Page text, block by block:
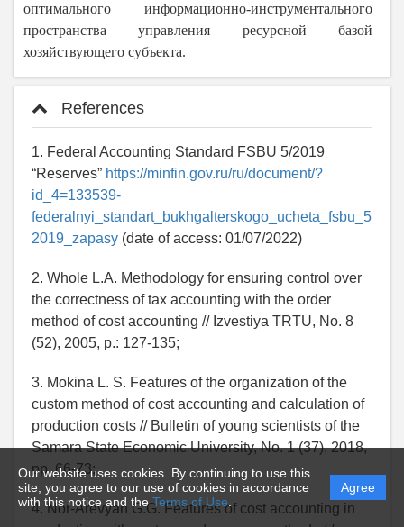
Our website uses cookies. By continuing to use this
site, you agree to our use of cookies in accordance
with this notice and theTerms of Use
Agree
оптимального информационно-инструментального
пространства управления ресурсной базой
хозяйствующего субъекта.
References
1. Federal Accounting Standard FSBU 5/2019
“Reserves” https://minfin.gov.ru/ru/document/?
id_4=133539-
federalnyi_standart_bukhgalterskogo_ucheta_fsbu_5
2019_zapasy (date of access: 01/07/2022)
2. Whole L.A. Methodology for ensuring control over
the correctness of tax accounting with the order
method of cost accounting // Izvestiya TRTU, No. 8
(52), 2005, p.: 127-135;
3. Mokina L. S. Features of the organization of the
custom method of cost accounting and calculation of
production costs // Bulletin of young scientists of the
Samara State Economic University, No. 1 (37), 2018,
pp. 66-73;
4. Nor-Arevyan G.G. Features of cost accounting in